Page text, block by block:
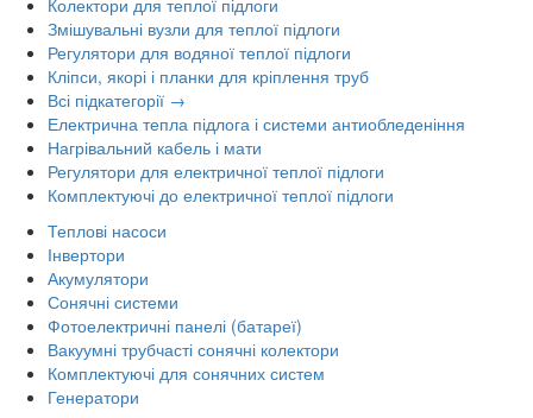
Змішувальні вузли для теплої підлоги
Регулятори для водяної теплої підлоги
Кліпси, якорі і планки для кріплення труб
Всі підкатегорії →
Електрична тепла підлога і системи антиобледеніння
Нагрівальний кабель і мати
Регулятори для електричної теплої підлоги
Комплектуючі до електричної теплої підлоги
Теплові насоси
Інвертори
Акумулятори
Сонячні системи
Фотоелектричні панелі (батареї)
Вакуумні трубчасті сонячні колектори
Комплектуючі для сонячних систем
Генератори